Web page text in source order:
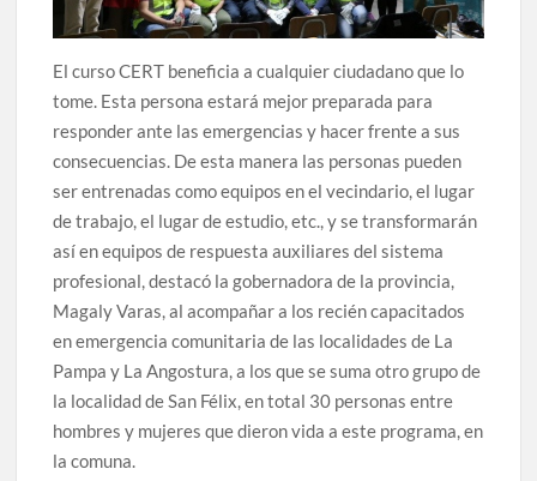
El curso CERT beneficia a cualquier ciudadano que lo
tome. Esta persona estará mejor preparada para
responder ante las emergencias y hacer frente a sus
consecuencias. De esta manera las personas pueden
ser entrenadas como equipos en el vecindario, el lugar
de trabajo, el lugar de estudio, etc., y se transformarán
así en equipos de respuesta auxiliares del sistema
profesional, destacó la gobernadora de la provincia,
Magaly Varas, al acompañar a los recién capacitados
en emergencia comunitaria de las localidades de La
Pampa y La Angostura, a los que se suma otro grupo de
la localidad de San Félix, en total 30 personas entre
hombres y mujeres que dieron vida a este programa, en
la comuna.